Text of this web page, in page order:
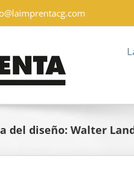
del diseño: Walter